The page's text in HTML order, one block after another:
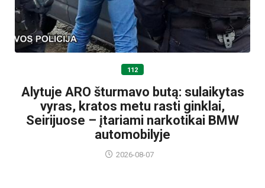
112
Alytuje ARO šturmavo butą: sulaikytas
vyras, kratos metu rasti ginklai,
Seirijuose – įtariami narkotikai BMW
automobilyje
2026-08-07